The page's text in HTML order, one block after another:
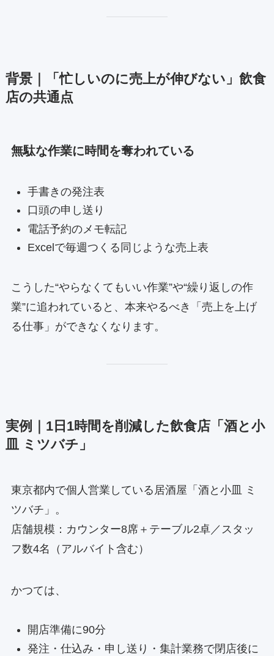
背景｜「忙しいのに売上が伸びない」飲食
店の共通点
無駄な作業に時間を奪われている
手書きの発注表
口頭の申し送り
電話予約のメモ転記
Excelで毎週つくる同じような売上表
こうした“やらなくてもいい作業”や“繰り返しの作
業”に追われていると、本来やるべき「売上を上げ
る仕事」ができなくなります。
実例｜1日1時間を削減した飲食店「酒と小
皿 ミツバチ」
東京都内で個人営業している居酒屋「酒と小皿 ミ
ツバチ」。
店舗規模：カウンター8席＋テーブル2卓／スタッ
フ数4名（アルバイト含む）
かつては、
開店準備に90分
発注・仕込み・申し送り・集計業務で閉店後に